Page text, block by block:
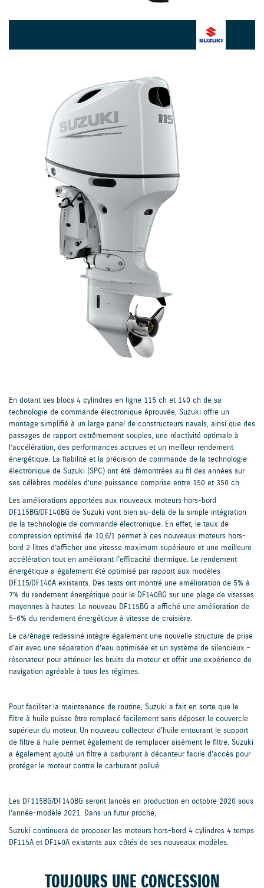
En dotant ses blocs 4 cylindres en ligne 115 ch et 140 ch de sa
technologie de commande électronique éprouvée, Suzuki offre un
montage simplifié à un large panel de constructeurs navals, ainsi que des
passages de rapport extrêmement souples, une réactivité optimale à
l’accélération, des performances accrues et un meilleur rendement
énergétique. La fiabilité et la précision de commande de la technologie
électronique de Suzuki (SPC) ont été démontrées au fil des années sur
ses célèbres modèles d’une puissance comprise entre 150 et 350 ch.
Les améliorations apportées aux nouveaux moteurs hors-bord
DF115BG/DF140BG de Suzuki vont bien au-delà de la simple intégration
de la technologie de commande électronique. En effet, le taux de
compression optimisé de 10,6/1 permet à ces nouveaux moteurs hors-
bord 2 litres d’afficher une vitesse maximum supérieure et une meilleure
accélération tout en améliorant l'efficacité thermique. Le rendement
énergétique a également été optimisé par rapport aux modèles
DF115/DF140A existants. Des tests ont montré une amélioration de 5 % à
7 % du rendement énergétique pour le DF140BG sur une plage de vitesses
moyennes à hautes. Le nouveau DF115BG a affiché une amélioration de
5-6 % du rendement énergétique à vitesse de croisière.
Le carénage redessiné intègre également une nouvelle structure de prise
d’air avec une séparation d’eau optimisée et un système de silencieux –
résonateur pour atténuer les bruits du moteur et offrir une expérience de
navigation agréable à tous les régimes.
Pour faciliter la maintenance de routine, Suzuki a fait en sorte que le
filtre à huile puisse être remplacé facilement sans déposer le couvercle
supérieur du moteur. Un nouveau collecteur d'huile entourant le support
de filtre à huile permet également de remplacer aisément le filtre. Suzuki
a également ajouté un filtre à carburant à décanteur facile d’accès pour
protéger le moteur contre le carburant pollué.
Les DF115BG/DF140BG seront lancés en production en octobre 2020 sous
l’année-modèle 2021. Dans un futur proche,
Suzuki continuera de proposer les moteurs hors-bord 4 cylindres 4 temps
DF115A et DF140A existants aux côtés de ses nouveaux modèles.
TOUJOURS UNE CONCESSION